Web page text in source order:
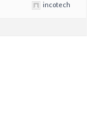
incotech